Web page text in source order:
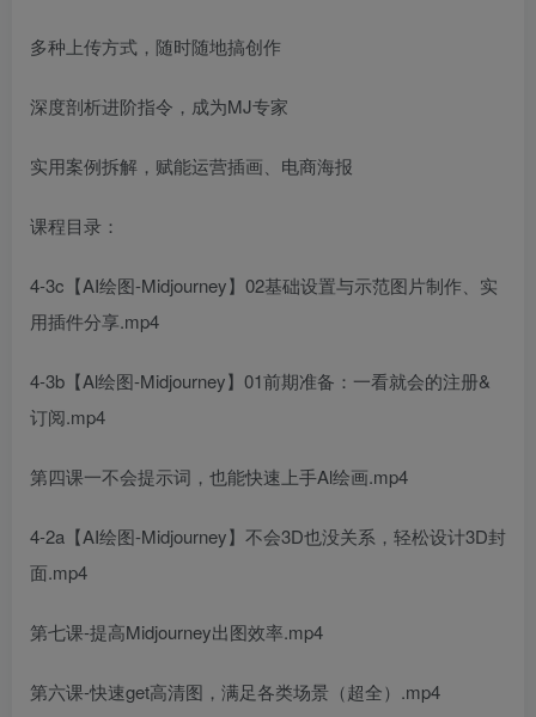
多种上传方式，随时随地搞创作
深度剖析进阶指令，成为MJ专家
实用案例拆解，赋能运营插画、电商海报
课程目录：
4-3c【AI绘图-Midjourney】02基础设置与示范图片制作、实
用插件分享.mp4
4-3b【Al绘图-Midjourney】01前期准备：一看就会的注册&
订阅.mp4
第四课一不会提示词，也能快速上手Al绘画.mp4
4-2a【AI绘图-Midjourney】不会3D也没关系，轻松设计3D封
面.mp4
第七课-提高Midjourney出图效率.mp4
第六课-快速get高清图，满足各类场景（超全）.mp4